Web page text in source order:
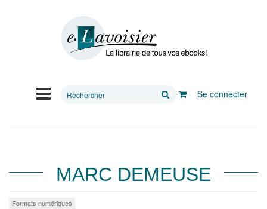
Rechercher
Se connecter
MARC DEMEUSE
Formats numériques